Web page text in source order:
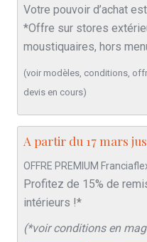
Votre pouvoir d’achat
*Offre sur stores
moustiquaires, hors
(voir modèles, conditions,
devis en cours)
A partir du 17 mars
OFFRE PREMIUM
Profitez de 15% de
intérieurs !*
(*voir conditions en